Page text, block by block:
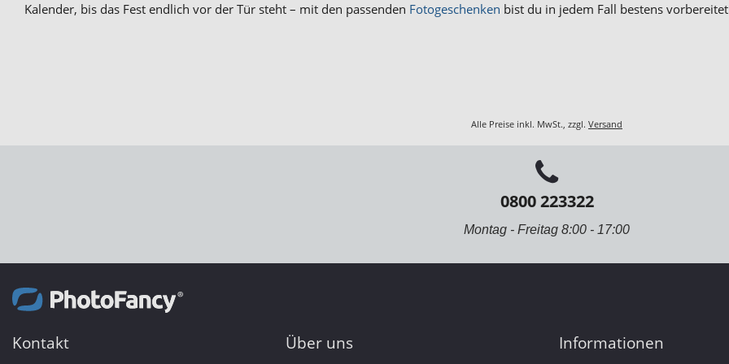
Kalender, bis das Fest endlich vor der Tür steht – mit den passenden Fotogeschenken bist du in jedem Fall bestens
Alle Preise inkl. MwSt., zzgl. Versand
0800 223322
Montag - Freitag 8:00 - 17:00
Kontakt Über uns Informationen